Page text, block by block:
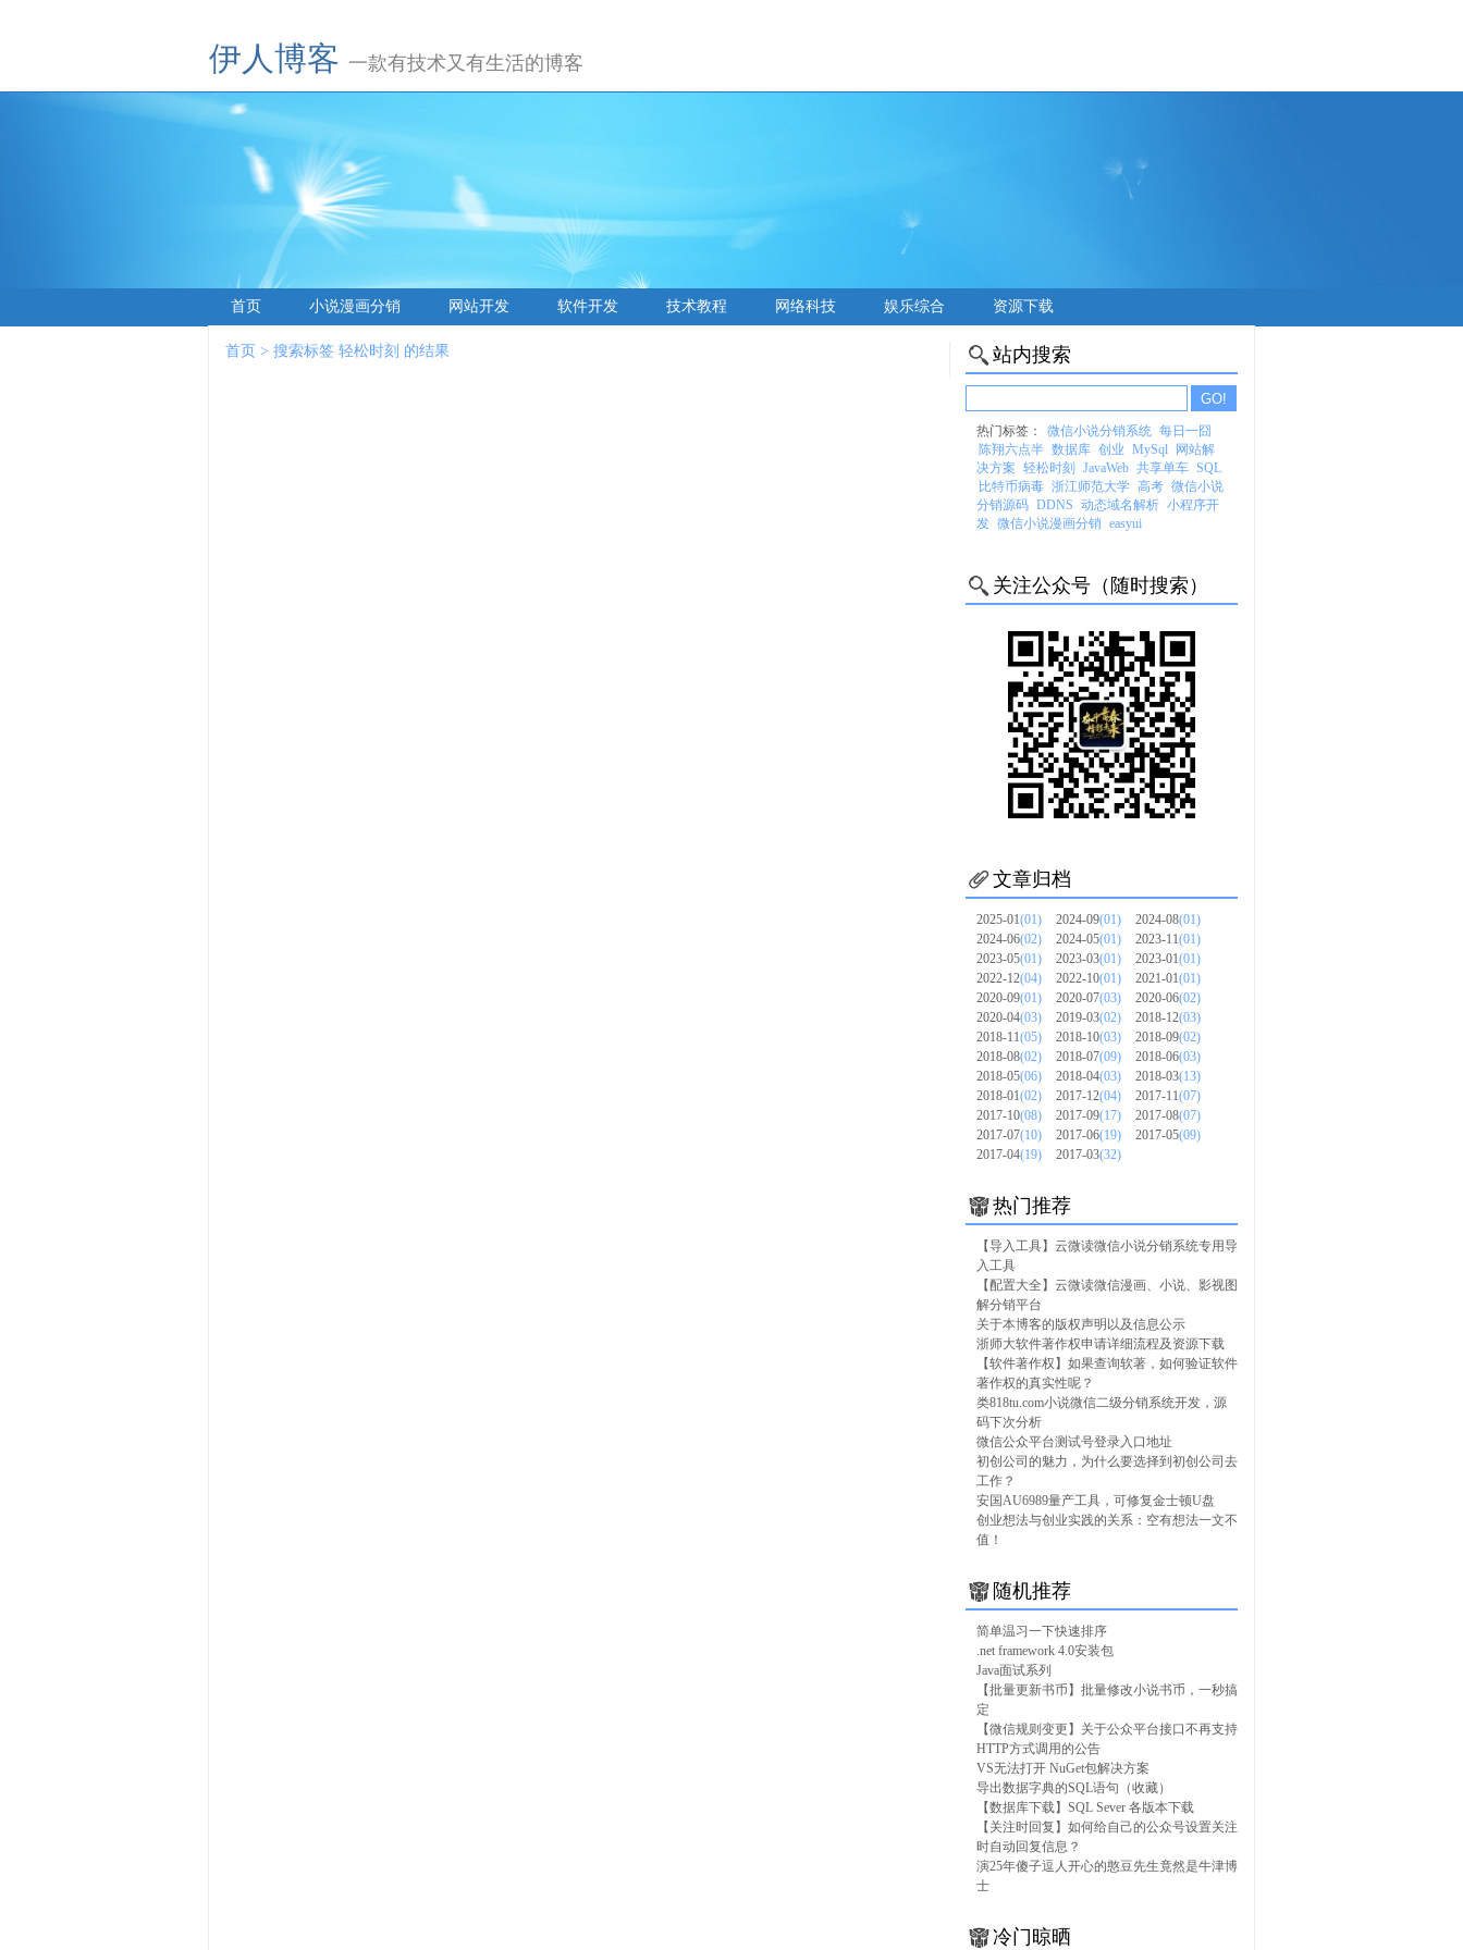
伊人博客 一款有技术又有生活的博客
首页 小说漫画分销 网站开发 软件开发 技术教程 网络科技 娱乐综合 资源下载
首页 > 搜索标签 轻松时刻 的结果 站内搜索
热门标签： 微信小说分销系统 每日一囧
陈翔六点半 数据库 创业 MySql
网站解
决方案 轻松时刻 JavaWeb 共享单车 SQL
比特币病毒 浙江师范大学 高考 微信小说
分销源码 DDNS 动态域名解析 小程序开
发 微信小说漫画分销 easyui
关注公众号（随时搜索）
文章归档
2025-01(01) 2024-09(01) 2024-08(01)
2024-06(02) 2024-05(01) 2023-11(01)
2023-05(01) 2023-03(01) 2023-01(01)
2022-12(04) 2022-10(01) 2021-01(01)
2020-09(01) 2020-07(03) 2020-06(02)
2020-04(03) 2019-03(02) 2018-12(03)
2018-11(05) 2018-10(03) 2018-09(02)
2018-08(02) 2018-07(09) 2018-06(03)
2018-05(06) 2018-04(03) 2018-03(13)
2018-01(02) 2017-12(04) 2017-11(07)
2017-10(08) 2017-09(17) 2017-08(07)
2017-07(10) 2017-06(19) 2017-05(09)
2017-04(19) 2017-03(32)
热门推荐
【导入工具】云微读微信小说分销系统专用导
入工具
【配置大全】云微读微信漫画、小说、影视图
解分销平台
关于本博客的版权声明以及信息公示
浙师大软件著作权申请详细流程及资源下载
【软件著作权】如果查询软著，如何验证软件
著作权的真实性呢？
类818tu.com小说微信二级分销系统开发，源
码下次分析
微信公众平台测试号登录入口地址
初创公司的魅力，为什么要选择到初创公司去
工作？
安国AU6989量产工具，可修复金士顿U盘
创业想法与创业实践的关系：空有想法一文不
值！
随机推荐
简单温习一下快速排序
.net framework 4.0安装包
Java面试系列
【批量更新书币】批量修改小说书币，一秒搞
定
【微信规则变更】关于公众平台接口不再支持
HTTP方式调用的公告
VS无法打开 NuGet包解决方案
导出数据字典的SQL语句（收藏）
【数据库下载】SQL Sever 各版本下载
【关注时回复】如何给自己的公众号设置关注
时自动回复信息？
演25年傻子逗人开心的憨豆先生竟然是牛津博
士
冷门晾晒